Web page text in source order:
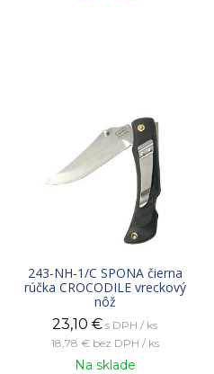
243-NH-1/C SPONA čierna
rúčka CROCODILE vreckový
nôž
23,10 € s DPH / ks
18,78 € bez DPH / ks
Na sklade